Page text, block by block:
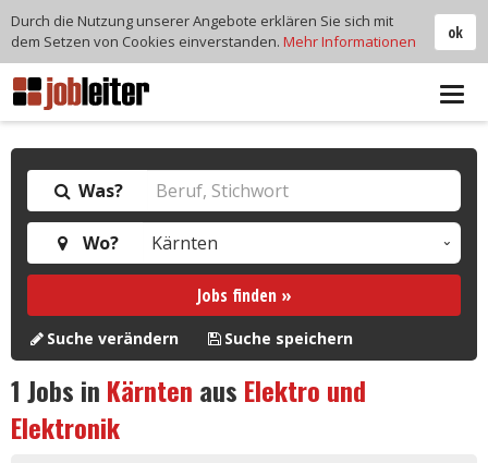
Was?
Wo?
Jobs finden »
Suche verändern Suche speichern
1 Jobs in Kärnten aus Elektro und
Elektronik
ok
Durch die Nutzung unserer Angebote erklären Sie sich mit
dem Setzen von Cookies einverstanden. Mehr Informationen